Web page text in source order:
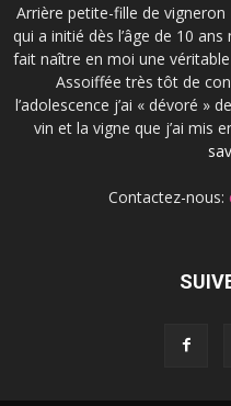
Arrière petite-fille de vigneron
qui a initié dès l’âge de 10
fait naître en moi une
Assoiffée très tôt de
l’adolescence j’ai « dévoré »
vin et la vigne que j’ai mis
Contactez-nous: